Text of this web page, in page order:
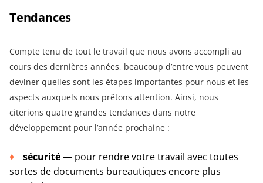
Tendances
Compte tenu de tout le travail que nous avons accompli au
cours des dernières années, beaucoup d’entre vous peuvent
deviner quelles sont les étapes importantes pour nous et les
aspects auxquels nous prêtons attention. Ainsi, nous
citerions quatre grandes tendances dans notre
développement pour l’année prochaine :
sécurité— pour rendre votre travail avec toutes
sortes de documents bureautiques encore plus